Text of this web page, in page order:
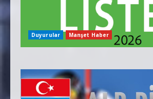
Duyurular Manşet Haber